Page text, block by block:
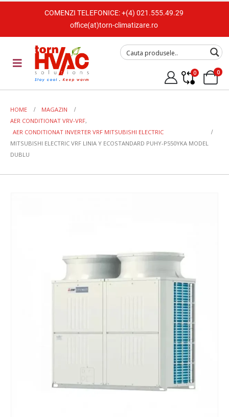
COMENZI TELEFONICE:+(4) 021.555.49.29
office(at)torn-climatizare.ro
0 0
HOME
MAGAZIN
AER CONDITIONAT VRV-VRF,
AER CONDITIONAT INVERTER VRF MITSUBISHI ELECTRIC
MITSUBISHI ELECTRIC VRF LINIA Y ECOSTANDARD PUHY-P550YKA MODEL
DUBLU